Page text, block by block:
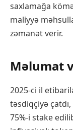
saxlamağa
maliyyə
zəmanət verir.
Məlumat
2025-ci il
təsdiqçiyə
75%-i stake